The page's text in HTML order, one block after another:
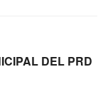
DEL PRD